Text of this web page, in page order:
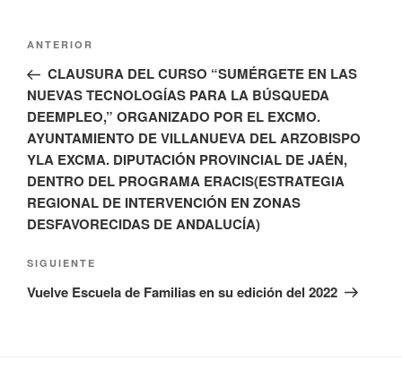
Navegación
entradas
Entrada
anterior:
ANTERIOR
CLAUSURA DEL CURSO “SUMÉRGETE EN LAS
NUEVAS TECNOLOGÍAS PARA LA BÚSQUEDA
DEEMPLEO,” ORGANIZADO POR EL EXCMO.
AYUNTAMIENTO DE VILLANUEVA DEL ARZOBISPO
YLA EXCMA. DIPUTACIÓN PROVINCIAL DE JAÉN,
DENTRO DEL PROGRAMA ERACIS(ESTRATEGIA
REGIONAL DE INTERVENCIÓN EN ZONAS
DESFAVORECIDAS DE ANDALUCÍA)
Siguiente
entrada
SIGUIENTE
Vuelve Escuela de Familias en su edición del 2022